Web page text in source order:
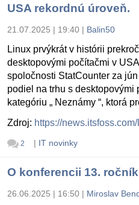
USA rekordnú úroveň.
21.07.2025 | 19:40 | Balin50
Linux prvýkrát v histórii
desktopovými počítačmi v
spoločnosti StatCounter za
podiel na trhu s desktopovými
kategóriu „ Neznámy “, ktorá
Zdroj: https://
2 | IT novinky
O konferencii 13.
26.06.2025 | 16:50 | Miroslav